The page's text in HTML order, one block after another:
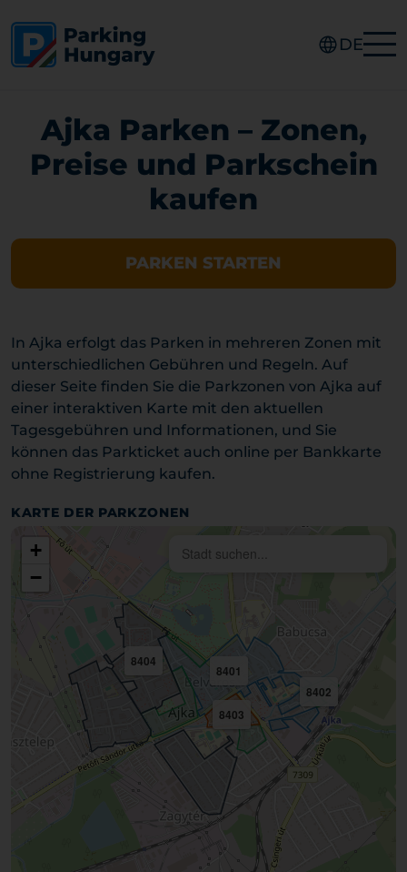
DE
Ajka Parken – Zonen,
Preise und Parkschein
kaufen
PARKEN STARTEN
In Ajka erfolgt das Parken in mehreren Zonen mit
unterschiedlichen Gebühren und Regeln. Auf
dieser Seite finden Sie die Parkzonen von Ajka auf
einer interaktiven Karte mit den aktuellen
Tagesgebühren und Informationen, und Sie
können das Parkticket auch online per Bankkarte
ohne Registrierung kaufen.
KARTE DER PARKZONEN
8401
8402
8403
8404
+
−